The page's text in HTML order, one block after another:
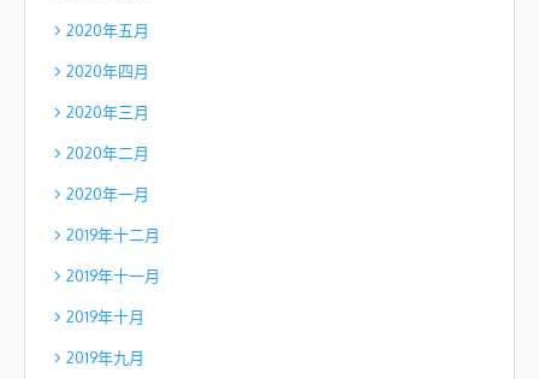
2020年五月
2020年四月
2020年三月
2020年二月
2020年一月
2019年十二月
2019年十一月
2019年十月
2019年九月